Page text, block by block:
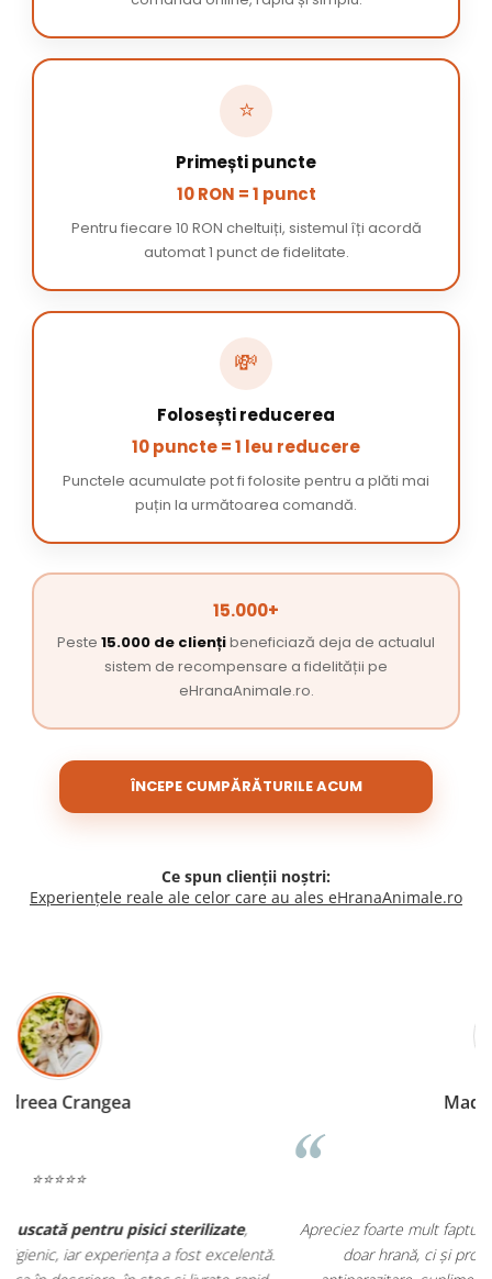
⭐
Primești puncte
10 RON = 1 punct
Pentru fiecare 10 RON cheltuiți, sistemul îți acordă
automat 1 punct de fidelitate.
💸
Folosești reducerea
10 puncte = 1 leu reducere
Punctele acumulate pot fi folosite pentru a plăti mai
puțin la următoarea comandă.
15.000+
Peste 15.000 de cliențibeneficiază deja de actualul
sistem de recompensare a fidelității pe
eHranaAnimale.ro.
ÎNCEPE CUMPĂRĂTURILE ACUM
Ce spun clienții noștri:
Experiențele reale ale celor care au ales eHranaAnimale.ro
Apreciez foarte mult faptul că pe ehranaanimale.rogăsesc nu
doar hrană, ci și produse dinfarmacia veterinară: